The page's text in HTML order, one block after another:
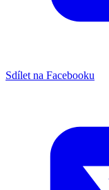
Sdílet na Facebooku